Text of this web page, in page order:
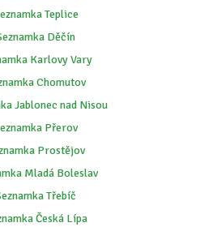
Teplice
Děčín
Karlovy Vary
Chomutov
Jablonec nad Nisou
Přerov
Prostějov
Mladá Boleslav
Třebíč
Česká Lípa